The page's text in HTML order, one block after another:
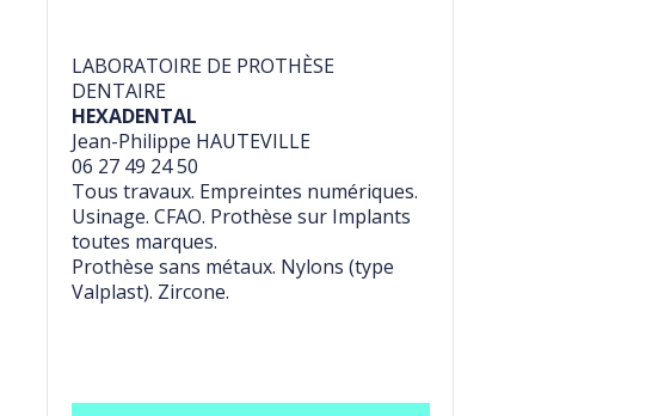
LABORATOIRE DE PROTHÈSE
DENTAIRE
HEXADENTAL
Jean-Philippe HAUTEVILLE
06 27 49 24 50
Tous travaux. Empreintes numériques.
Usinage. CFAO. Prothèse sur Implants
toutes marques.
Prothèse sans métaux. Nylons (type
Valplast). Zircone.